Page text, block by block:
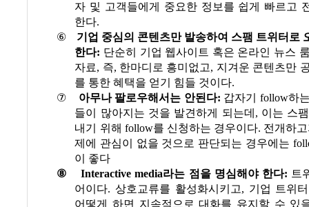
자 및 고객들에게 중요한 정보를 쉽게 빠르고
한다.
⑥
기업 중심의 콘텐츠만 발송하여 스팸 트위터로
한다: 단순히 기업 웹사이트 혹은 온라인 뉴스
자료, 즉, 한마디로 흥미없고, 지겨운 콘텐츠만
를 통한 혜택을 얻기 힘들 것이다.
⑦
아무나 팔로우해서는 안된다: 갑자기 follow하
들이 많아지는 것을 발견하게 되는데 , 이는 스
내기 위해 follow를 신청하는 경우이다. 전개하
제에 관심이 없을 것으로 판단되는 경우에는
이 좋다
⑧
Interactive media라는 점을 명심해야 한다: 트
어이다.상호교류를 활성화시키고, 기업 트위
어떻게 하면 지속적으로 대화를 유지할 수 있